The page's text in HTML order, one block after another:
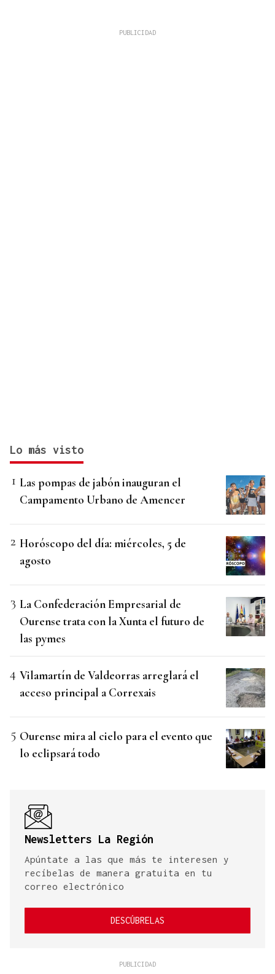
Lo más visto
Las pompas de jabón inauguran el
Campamento Urbano de Amencer
Horóscopo del día: miércoles, 5 de
agosto
La Confederación Empresarial de
Ourense trata con la Xunta el futuro de
las pymes
Vilamartín de Valdeorras arreglará el
acceso principal a Correxais
Ourense mira al cielo para el evento que
lo eclipsará todo
Newsletters La Región
Apúntate a las que más te interesen y
recíbelas de manera gratuita en tu
correo electrónico
DESCÚBRELAS